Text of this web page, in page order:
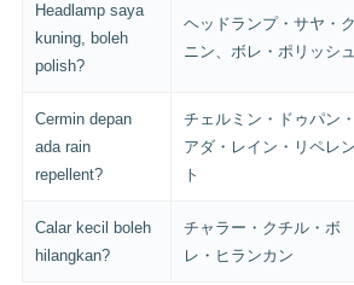
Headlamp saya
kuning, boleh
polish?
ヘッドランプ・サヤ・ク
ニン、ボレ・ポリッシュ
Cermin depan
ada rain
repellent?
チェルミン・ドゥパン・
アダ・レイン・リペレン
ト
Calar kecil boleh
hilangkan?
チャラー・クチル・ボ
レ・ヒランカン